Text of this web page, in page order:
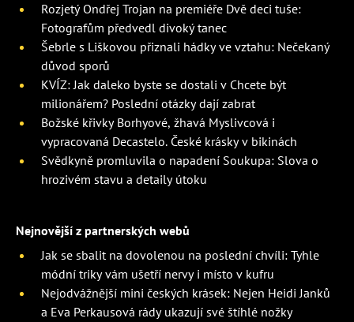
Rozjetý Ondřej Trojan na premiéře Dvě deci tuše:
Fotografům předvedl divoký tanec
Šebrle s Liškovou přiznali hádky ve vztahu: Nečekaný
důvod sporů
KVÍZ: Jak daleko byste se dostali v Chcete být
milionářem? Poslední otázky dají zabrat
Božské křivky Borhyové, žhavá Myslivcová i
vypracovaná Decastelo. České krásky v bikinách
Svědkyně promluvila o napadení Soukupa: Slova o
hrozivém stavu a detaily útoku
Nejnovější z partnerských webů
Jak se sbalit na dovolenou na poslední chvíli: Tyhle
módní triky vám ušetří nervy i místo v kufru
Nejodvážnější mini českých krásek: Nejen Heidi Janků
a Eva Perkausová rády ukazují své štíhlé nožky